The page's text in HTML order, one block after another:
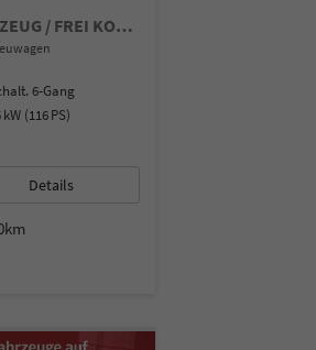
Comfort Club BESTELLFAHRZEUG / FREI KONFIGURIERBAR
6-Gang
kW (116 PS)
Details